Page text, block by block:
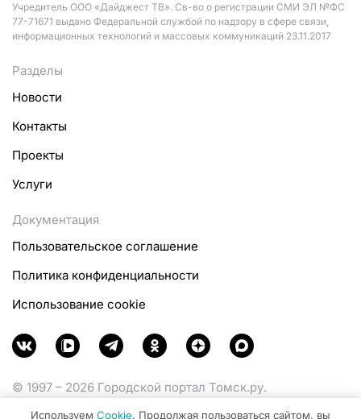
Учредитель ООО «Дайджест ТВ». Св-во о регистрации СМИ ЭЛ №ФС
77-71671 выдано Федеральной службой по надзору в сфере связи,
информационных технологий и массовых коммуникаций 23.11.2017
Разделы
Новости
Контакты
Проекты
Услуги
Документация
Пользовательское соглашение
Политика конфиденциальности
Использование cookie
© 1997 – 2026 Городской портал Томск.ру.
Используем Cookie. Продолжая пользоваться сайтом, вы